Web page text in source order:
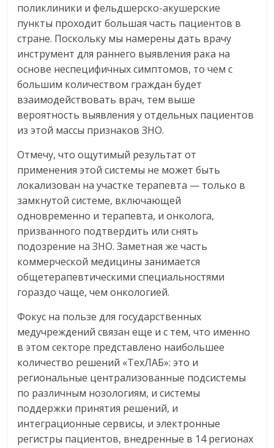
поликлиники и фельдшерско-акушерские
пункты проходит большая часть пациентов в
стране. Поскольку мы намерены дать врачу
инструмент для раннего выявления рака на
основе неспецифичных симптомов, то чем с
большим количеством граждан будет
взаимодействовать врач, тем выше
вероятность выявления у отдельных пациентов
из этой массы признаков ЗНО.
Отмечу, что ощутимый результат от
применения этой системы не может быть
локализован на участке терапевта — только в
замкнутой системе, включающей
одновременно и терапевта, и онколога,
призванного подтвердить или снять
подозрение на ЗНО. Заметная же часть
коммерческой медицины занимается
общетерапевтическими специальностями
гораздо чаще, чем онкологией.
Фокус на пользе для государственных
медучреждений связан еще и с тем, что именно
в этом секторе представлено наибольшее
количество решений «ТехЛАБ»: это и
региональные централизованные подсистемы
по различным нозологиям, и системы
поддержки принятия решений, и
интеграционные сервисы, и электронные
регистры пациентов, внедренные в 14 регионах